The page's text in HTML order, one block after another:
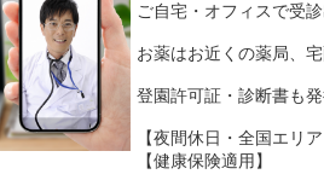
ご自宅・オフィスで受
お薬はお近くの薬局、
登園許可証・診断書も
【夜間休日・全国エリア
【健康保険適用】